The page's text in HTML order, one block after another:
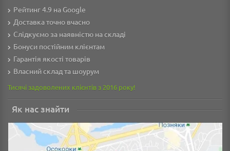
Рейтинг 4.9 на Google
Доставка точно вчасно
Слідкуємо за наявністю на складі
Бонуси постійним клієнтам
Гарантія якості товарів
Власний склад та шоурум
Тисячі задоволених клієнтів з 2016 року!
Як нас знайти